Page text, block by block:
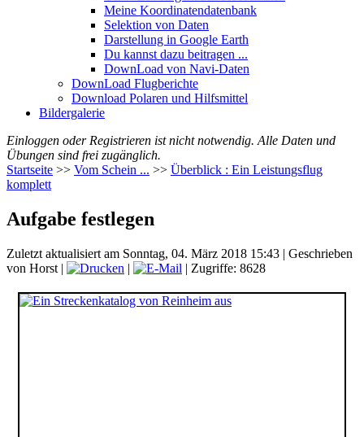
Meine Koordinatendatenbank
Selektion von Daten
Darstellung in Google Earth
Du kannst dazu beitragen ...
DownLoad von Navi-Daten
DownLoad Flugberichte
Download Polaren und Hilfsmittel
Bildergalerie
Einloggen oder Registrieren ist nicht notwendig. Alle Daten und
Übungen sind frei zugänglich.
Startseite >> Vom Schein ... >> Überblick : Ein Leistungsflug
komplett
Aufgabe festlegen
Zuletzt aktualisiert am Sonntag, 04. März 2018 15:43 | Geschrieben
von Horst | | | Zugriffe: 8628